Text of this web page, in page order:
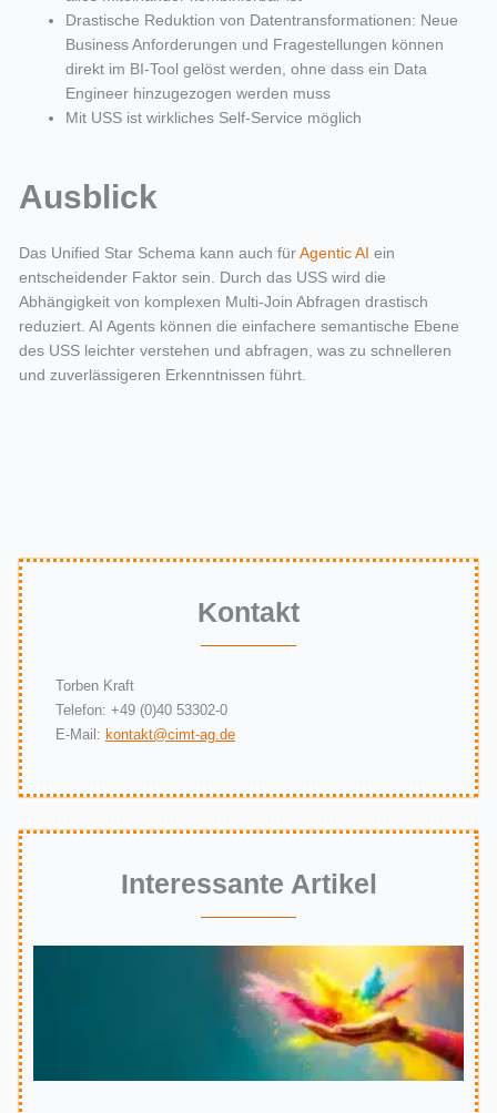
Drastische Reduktion von Datentransformationen: Neue
Business Anforderungen und Fragestellungen können
direkt im BI-Tool gelöst werden, ohne dass ein Data
Engineer hinzugezogen werden muss
Mit USS ist wirkliches Self-Service möglich
Ausblick
Das Unified Star Schema kann auch fürAgentic AI ein
entscheidender Faktor sein. Durch das USS wird die
Abhängigkeit von komplexen Multi-Join Abfragen drastisch
reduziert. AI Agents können die einfachere semantische Ebene
des USS leichter verstehen und abfragen, was zu schnelleren
und zuverlässigeren Erkenntnissen führt.
Kontakt
Torben Kraft
Telefon: +49 (0)40 53302-0
E-Mail: kontakt@cimt-ag.de
Interessante Artikel